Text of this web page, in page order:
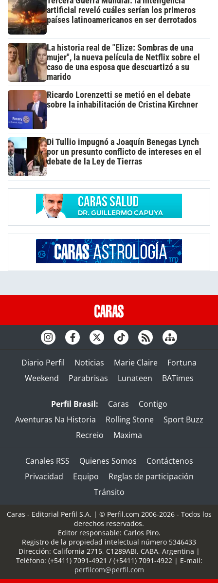
artificial reveló cuáles serían los primeros
países latinoamericanos en ser derrotados
La historia real de "Elize: Sombras de una
mujer", la nueva película de Netflix sobre el
caso de una esposa que descuartizó a su
marido
Ricardo Lorenzetti se metió en el debate
sobre la inhabilitación de Cristina Kirchner
Di Tullio impugnó a Joaquín Benegas Lynch
por un presunto conflicto de intereses en el
debate de la Ley de Tierras
Diario Perfil Noticias Marie Claire
Fortuna
Weekend
Parabrisas Lunateen BATimes
Perfil Brasil: Caras
Contigo
Aventuras Na Historia
Rolling Stone
Sport Buzz
Recreio
Maxima
Canales RSS Quienes Somos
Contáctenos
Privacidad
Equipo
Reglas de participación
Tránsito
Caras - Editorial Perfil S.A. | © Perfil.com 2006-2026 - Todos los
derechos reservados.
Editor responsable: Carlos Piro.
Registro de la propiedad intelectual número 5346433
Dirección: California 2715, C1289ABI, CABA, Argentina |
Teléfono: (+5411) 7091-4921 / (+5411) 7091-4922| E-mail:
perfilcom@perfil.com